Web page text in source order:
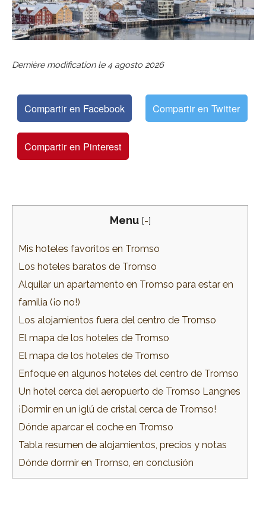
Dernière modification le4 agosto 2026
Compartir en Facebook Compartir en Twitter
Compartir en Pinterest
Menu [-]
Mis hoteles favoritos en Tromso
Los hoteles baratos de Tromso
Alquilar un apartamento en Tromso para estar en
familia (¡o no!)
Los alojamientos fuera del centro de Tromso
El mapa de los hoteles de Tromso
El mapa de los hoteles de Tromso
Enfoque en algunos hoteles del centro de Tromso
Un hotel cerca del aeropuerto de Tromso Langnes
¡Dormir en un iglú de cristal cerca de Tromso!
Dónde aparcar el coche en Tromso
Tabla resumen de alojamientos, precios y notas
Dónde dormir en Tromso, en conclusión